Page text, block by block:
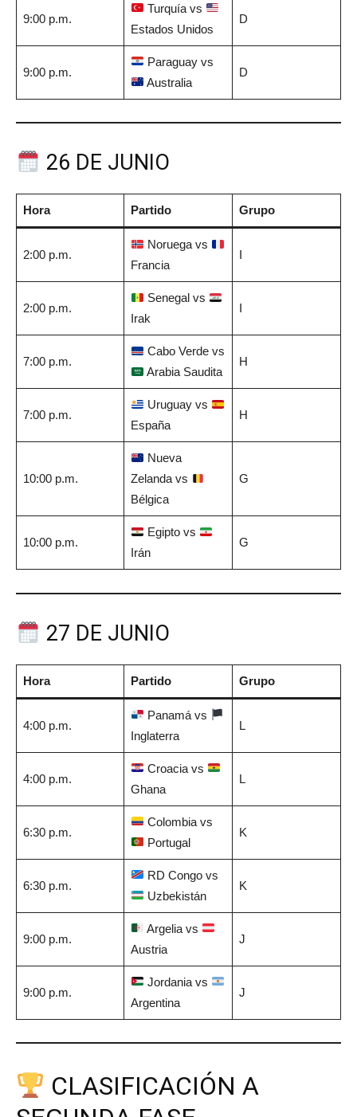
9:00 p.m.
Turquía vs
Estados Unidos
D
9:00 p.m.
Paraguay vs
Australia
D
26 DE JUNIO
Hora Partido Grupo
2:00 p.m.
Noruega vs
Francia
I
2:00 p.m.
Senegal vs
Irak
I
7:00 p.m.
Cabo Verde vs
Arabia Saudita
H
7:00 p.m.
Uruguay vs
España
H
10:00 p.m.
Nueva
Zelanda vs
Bélgica
G
10:00 p.m.
Egipto vs
Irán
G
27 DE JUNIO
Hora Partido Grupo
4:00 p.m.
Panamá vs
Inglaterra
L
4:00 p.m.
Croacia vs
Ghana
L
6:30 p.m.
Colombia vs
Portugal
K
6:30 p.m.
RD Congo vs
Uzbekistán
K
9:00 p.m.
Argelia vs
Austria
J
9:00 p.m.
Jordania vs
Argentina
J
CLASIFICACIÓN A